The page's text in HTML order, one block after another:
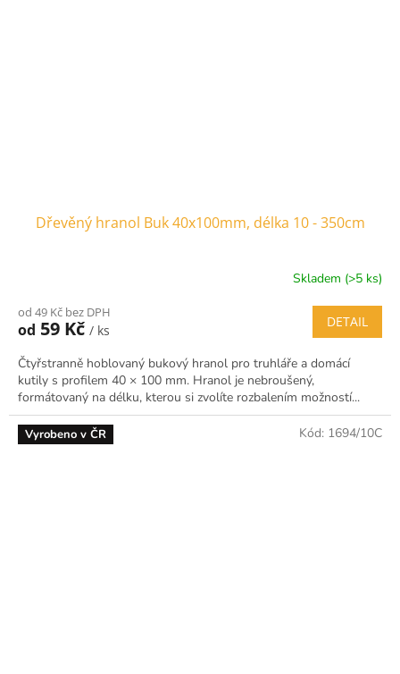
Dřevěný hranol Buk 40x100mm, délka 10 - 350cm
Skladem (>5 ks)
od 49 Kč bez DPH
od 59 Kč / ks
DETAIL
Čtyřstranně hoblovaný bukový hranol pro truhláře a domácí
kutily s profilem 40 × 100 mm. Hranol je nebroušený,
formátovaný na délku, kterou si zvolíte rozbalením možností...
Vyrobeno v ČR Kód: 1694/10C